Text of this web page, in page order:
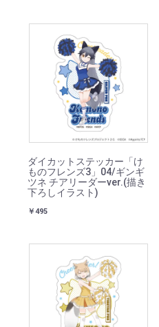
ダイカットステッカー「け
ものフレンズ3」04/ギンギ
ツネ チアリーダーver.(描き
下ろしイラスト)
￥495